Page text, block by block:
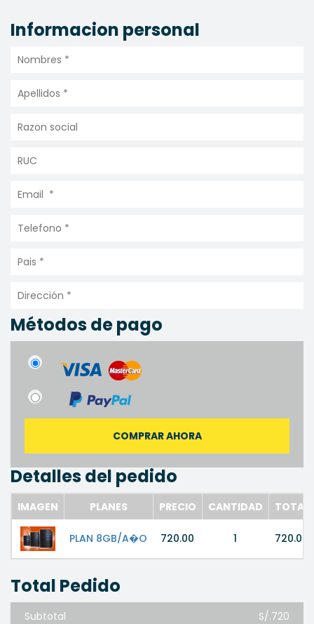
Informacion personal
Métodos de pago
COMPRAR AHORA
Detalles del pedido
IMAGEN PLANES PRECIO CANTIDAD TOTAL
PLAN 8GB/A�O 720.00 1 720.00
Total Pedido
Subtotal S/.720